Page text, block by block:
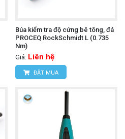
Búa kiểm tra độ cứng bê tông, đá
PROCEQ RockSchmidt L (0.735
Nm)
Giá: Liên hệ
ĐẶT MUA